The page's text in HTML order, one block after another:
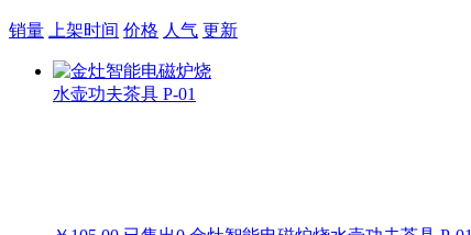
销量 上架时间 价格 人气 更新